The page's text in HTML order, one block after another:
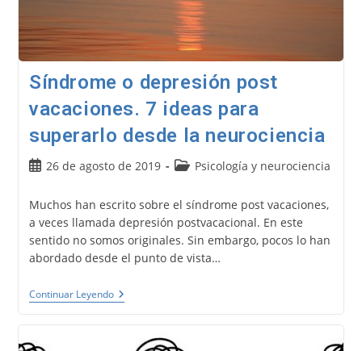
Síndrome o depresión post
vacaciones. 7 ideas para
superarlo desde la neurociencia
Publicación
la
entrada:
26 de agosto de 2019
Categoría
la
entrada:
Psicología y neurociencia
Muchos han escrito sobre el síndrome post vacaciones,
a veces llamada depresión postvacacional. En este
sentido no somos originales. Sin embargo, pocos lo han
abordado desde el punto de vista…
Continuar LeyendoSíndrome
O
Vacaciones.